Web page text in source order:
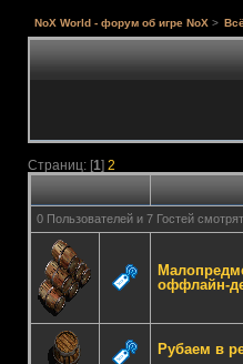
NoX World - форум об игре NoX >
Страниц: [1] 2
0 Пользователей и 7 Гостей
оффлайн-
Рубаем в